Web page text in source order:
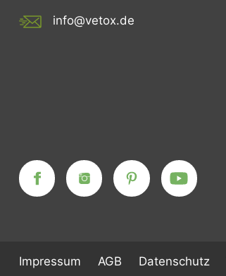
info@vetox.de
Impressum AGB Datenschutz